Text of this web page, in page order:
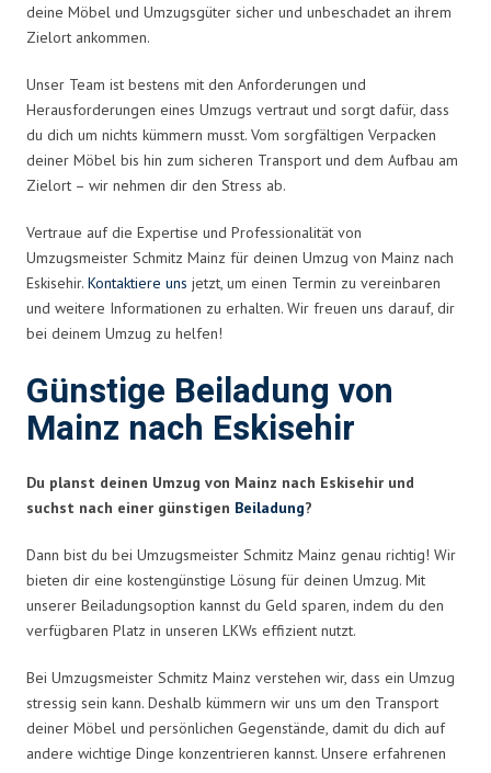
deine Möbel und Umzugsgüter sicher und unbeschadet an ihrem
Zielort ankommen.
Unser Team ist bestens mit den Anforderungen und
Herausforderungen eines Umzugs vertraut und sorgt dafür, dass
du dich um nichts kümmern musst. Vom sorgfältigen Verpacken
deiner Möbel bis hin zum sicheren Transport und dem Aufbau am
Zielort – wir nehmen dir den Stress ab.
Vertraue auf die Expertise und Professionalität von
Umzugsmeister Schmitz Mainz für deinen Umzug von Mainz nach
Eskisehir. Kontaktiere uns jetzt, um einen Termin zu vereinbaren
und weitere Informationen zu erhalten. Wir freuen uns darauf, dir
bei deinem Umzug zu helfen!
Günstige Beiladung von
Mainz nach Eskisehir
Du planst deinen Umzug von Mainz nach Eskisehir und
suchst nach einer günstigen Beiladung?
Dann bist du bei Umzugsmeister Schmitz Mainz genau richtig! Wir
bieten dir eine kostengünstige Lösung für deinen Umzug. Mit
unserer Beiladungsoption kannst du Geld sparen, indem du den
verfügbaren Platz in unseren LKWs effizient nutzt.
Bei Umzugsmeister Schmitz Mainz verstehen wir, dass ein Umzug
stressig sein kann. Deshalb kümmern wir uns um den Transport
deiner Möbel und persönlichen Gegenstände, damit du dich auf
andere wichtige Dinge konzentrieren kannst. Unsere erfahrenen